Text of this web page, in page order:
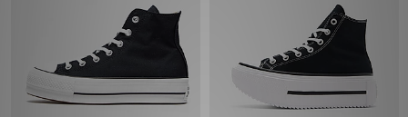
Filialfinder
Mein JD